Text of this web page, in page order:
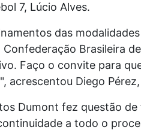
7, Lúcio Alves.
das
Brasileira
Faço o convite para
acrescentou Diego
Dumont fez questão
a todo o